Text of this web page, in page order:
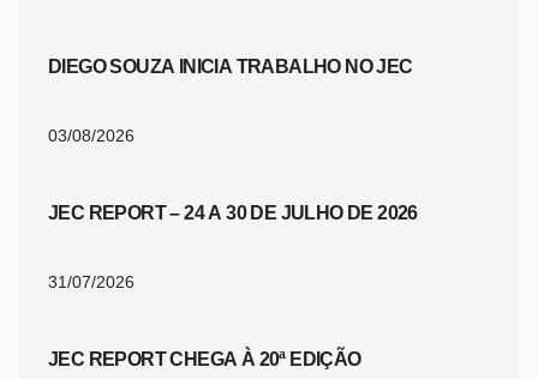
DIEGO SOUZA INICIA TRABALHO NO JEC
03/08/2026
JEC REPORT – 24 A 30 DE JULHO DE 2026
31/07/2026
JEC REPORT CHEGA À 20ª EDIÇÃO